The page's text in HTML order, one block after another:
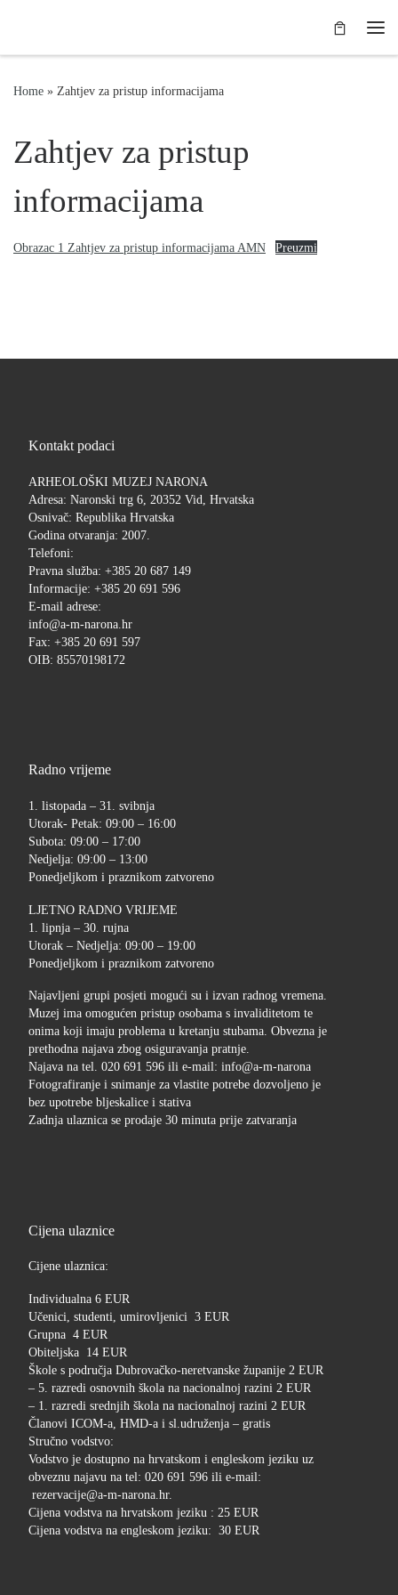
Home » Zahtjev za pristup informacijama
Zahtjev za pristup
informacijama
Obrazac 1 Zahtjev za pristup informacijama AMN Preuzmi
Kontakt podaci
ARHEOLOŠKI MUZEJ NARONA
Adresa: Naronski trg 6, 20352 Vid, Hrvatska
Osnivač: Republika Hrvatska
Godina otvaranja: 2007.
Telefoni:
Pravna služba: +385 20 687 149
Informacije: +385 20 691 596
E-mail adrese:
info@a-m-narona.hr
Fax: +385 20 691 597
OIB: 85570198172
Radno vrijeme
1. listopada – 31. svibnja
Utorak- Petak: 09:00 – 16:00
Subota: 09:00 – 17:00
Nedjelja: 09:00 – 13:00
Ponedjeljkom i praznikom zatvoreno
LJETNO RADNO VRIJEME
1. lipnja – 30. rujna
Utorak – Nedjelja: 09:00 – 19:00
Ponedjeljkom i praznikom zatvoreno
Najavljeni grupi posjeti mogući su i izvan radnog vremena.
Muzej ima omogućen pristup osobama s invaliditetom te
onima koji imaju problema u kretanju stubama. Obvezna je
prethodna najava zbog osiguravanja pratnje.
Najava na tel. 020 691 596 ili e-mail: info@a-m-narona
Fotografiranje i snimanje za vlastite potrebe dozvoljeno je
bez upotrebe bljeskalice i stativa
Zadnja ulaznica se prodaje 30 minuta prije zatvaranja
Cijena ulaznice
Cijene ulaznica:
Individualna 6 EUR
Učenici, studenti, umirovljenici 3 EUR
Grupna 4 EUR
Obiteljska 14 EUR
Škole s područja Dubrovačko-neretvanske županije 2 EUR
– 5. razredi osnovnih škola na nacionalnoj razini 2 EUR
– 1. razredi srednjih škola na nacionalnoj razini 2 EUR
Članovi ICOM-a, HMD-a i sl.udruženja – gratis
Stručno vodstvo:
Vodstvo je dostupno na hrvatskom i engleskom jeziku uz
obveznu najavu na tel: 020 691 596 ili e-mail:
rezervacije@a-m-narona.hr.
Cijena vodstva na hrvatskom jeziku : 25 EUR
Cijena vodstva na engleskom jeziku: 30 EUR